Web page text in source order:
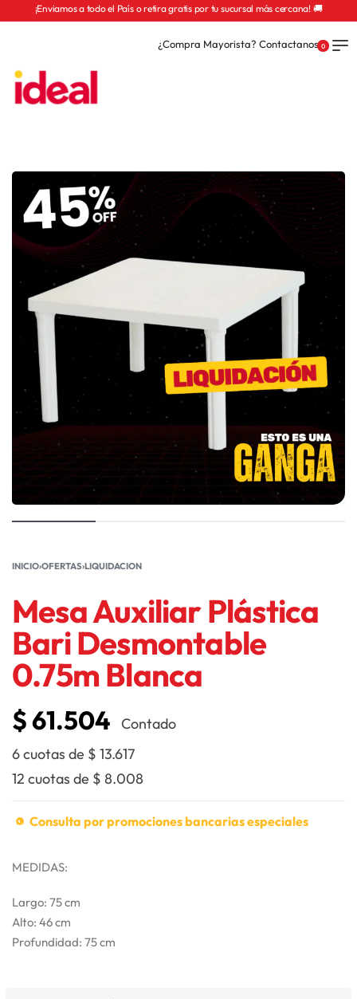
¡Enviamos a todo el País o retira gratis por tu sucursal más cercana! 🚚
¿Compra Mayorista? Contactanos 0
INICIO›OFERTAS›LIQUIDACION
Mesa Auxiliar Plástica
Bari Desmontable
0.75m Blanca
$61.504
Contado
6 cuotas de $ 13.617
12 cuotas de $ 8.008
Consulta por promociones bancarias especiales
MEDIDAS:
Largo: 75 cm
Alto: 46 cm
Profundidad: 75 cm